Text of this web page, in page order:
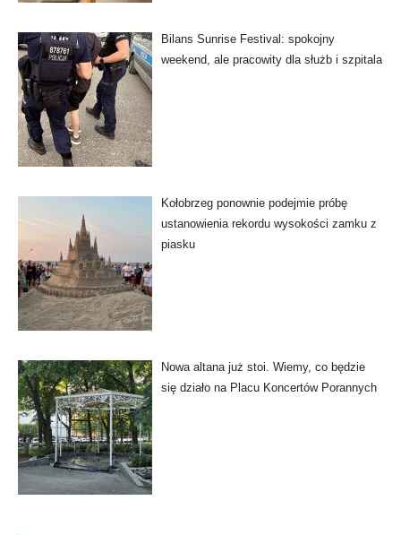
Bilans Sunrise Festival: spokojny
weekend, ale pracowity dla służb i szpitala
Kołobrzeg ponownie podejmie próbę
ustanowienia rekordu wysokości zamku z
piasku
Nowa altana już stoi. Wiemy, co będzie
się działo na Placu Koncertów Porannych